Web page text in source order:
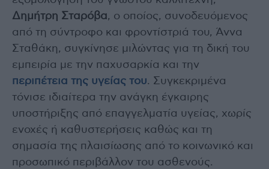
Δημήτρη Σταρόβα, ο οποίος, συνοδευόμενος
από τη σύντροφο και φροντίστριά του, Άννα
Σταθάκη, συγκίνησε μιλώντας για τη δική του
εμπειρία με την παχυσαρκία και την
περιπέτεια της υγείας του. Συγκεκριμένα
τόνισε ιδιαίτερα την ανάγκη έγκαιρης
υποστήριξης από επαγγελματία υγείας, χωρίς
ενοχές ή καθυστερήσεις καθώς και τη
σημασία της πλαισίωσης από το κοινωνικό και
προσωπικό περιβάλλον του ασθενούς.